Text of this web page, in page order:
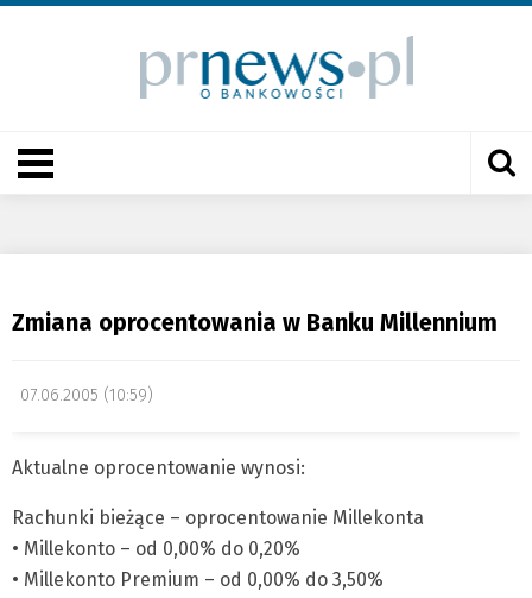
Zmiana oprocentowania w Banku Millennium
07.06.2005 (10:59)
Aktualne oprocentowanie wynosi:
Rachunki bieżące – oprocentowanie Millekonta
• Millekonto – od 0,00% do 0,20%
• Millekonto Premium – od 0,00% do 3,50%